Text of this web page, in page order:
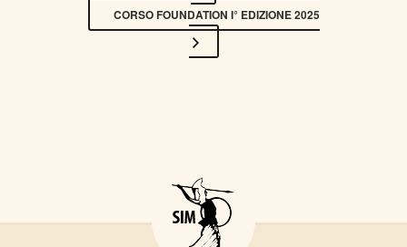
CORSO FOUNDATION I° EDIZIONE 2025